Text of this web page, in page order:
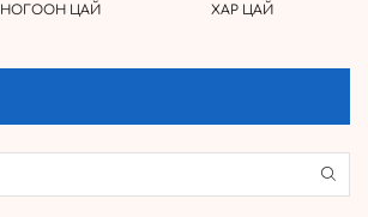
НОГООН ЦАЙ ХАР ЦАЙ